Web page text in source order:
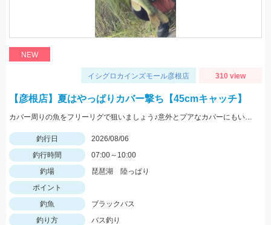
NEW
イシグロカインズモール彦根店 310 view
【彦根店】夏はやっぱりカバー撃ち【45cmキャッチ】
カバー周りの魚をフリーリグで狙いましょう♪意外とプアなカバーにもいますよ♪
釣行日
2026/08/06
釣行時間
07:00～10:00
釣場
琵琶湖 陸っぱり
ポイント
釣魚
ブラックバス
釣り方
バス釣り